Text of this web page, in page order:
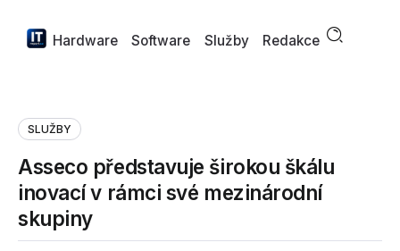
Hardware Software Služby Redakce
SLUŽBY
Asseco představuje širokou škálu
inovací v rámci své mezinárodní
skupiny